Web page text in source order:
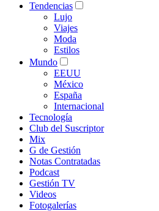
Tendencias
Lujo
Viajes
Moda
Estilos
Mundo
EEUU
México
España
Internacional
Tecnología
Club del Suscriptor
Mix
G de Gestión
Notas Contratadas
Podcast
Gestión TV
Videos
Fotogalerías